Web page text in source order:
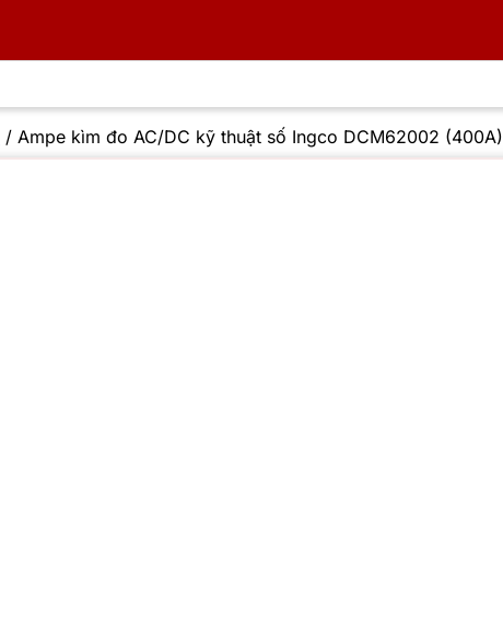
/ Ampe kìm đo AC/DC kỹ thuật số Ingco DCM62002 (400A)